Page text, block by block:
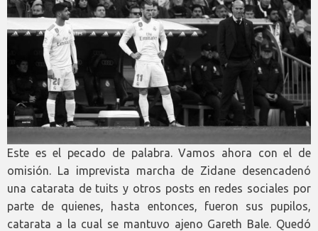
Este es el pecado de palabra. Vamos ahora con el de
omisión. La imprevista marcha de Zidane desencadenó
una catarata de tuits y otros posts en redes sociales por
parte de quienes, hasta entonces, fueron sus pupilos,
catarata a la cual se mantuvo ajeno Gareth Bale. Quedó